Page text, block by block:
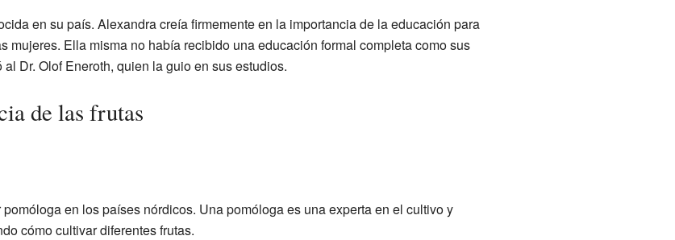
en su país. Alexandra creía firmemente en la importancia de la educación para
mujeres. Ella misma no había recibido una educación formal completa como sus
Dr. Olof Eneroth, quien la guio en sus estudios.
de las frutas
en los países nórdicos. Una pomóloga es una experta en el cultivo y
cómo cultivar diferentes frutas.